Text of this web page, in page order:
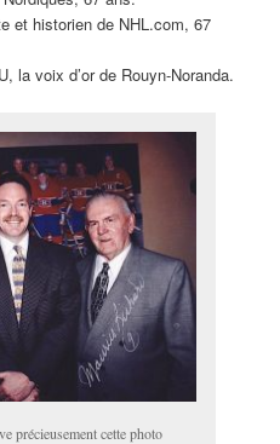
et historien de NHL.com, 67
la voix d’or de Rouyn-Noranda.
précieusement cette photo